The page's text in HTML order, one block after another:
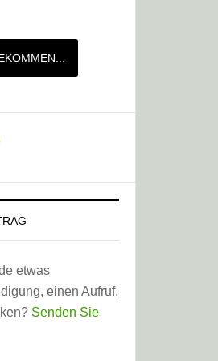
etwas
einen Aufruf,
Senden Sie